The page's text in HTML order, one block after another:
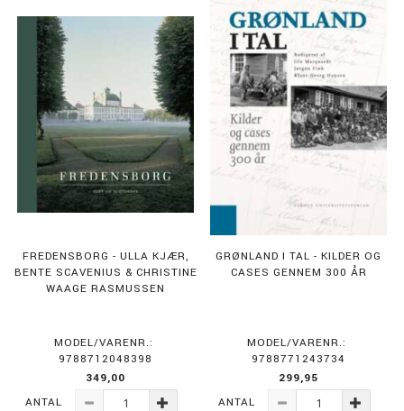
FREDENSBORG - ULLA KJÆR,
BENTE SCAVENIUS & CHRISTINE
WAAGE RASMUSSEN
MODEL/VARENR.:
9788712048398
349,00
ANTAL
GRØNLAND I TAL - KILDER OG
CASES GENNEM 300 ÅR
MODEL/VARENR.:
9788771243734
299,95
ANTAL